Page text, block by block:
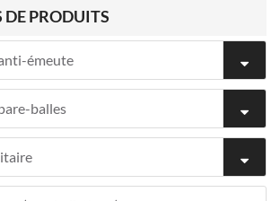
DE PRODUITS
émeute
balles